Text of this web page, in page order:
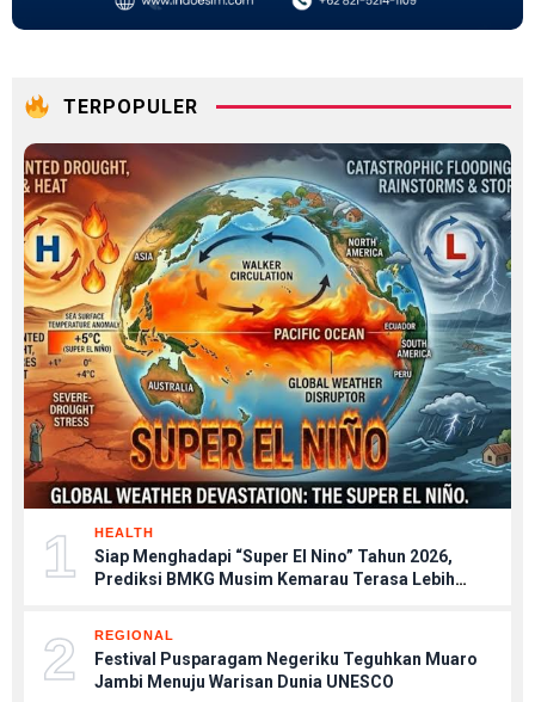
TERPOPULER
1 HEALTH
Siap Menghadapi “Super El Nino” Tahun 2026,
Prediksi BMKG Musim Kemarau Terasa Lebih
2 REGIONAL
Festival Pusparagam Negeriku Teguhkan Muaro
Jambi Menuju Warisan Dunia UNESCO